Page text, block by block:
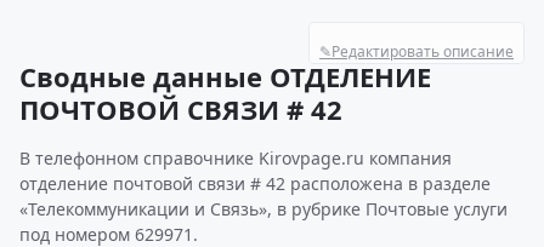
✎Редактировать описание
Сводные данные ОТДЕЛЕНИЕ
ПОЧТОВОЙ СВЯЗИ # 42
В телефонном справочнике Kirovpage.ru компания
отделение почтовой связи # 42 расположена в разделе
«Телекоммуникации и Связь», в рубрике Почтовые услуги
под номером 629971.